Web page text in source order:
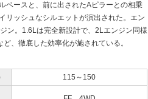
ベースと、前に出されたAピラーとの相乗
リッシュなシルエットが演出された。エン
ン。1.6Lは完全新設計で、2Lエンジン同様
、徹底した効率化が施されている。
115～150